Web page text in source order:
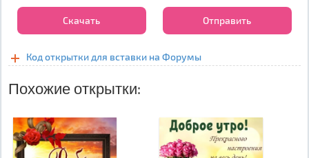
Скачать Отправить
Код открытки для вставки на Форумы
Похожие открытки: